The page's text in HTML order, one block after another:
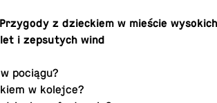
z dzieck­iem w mieście wyso­kich
i zep­su­tych wind
pociągu?
w kolejce?